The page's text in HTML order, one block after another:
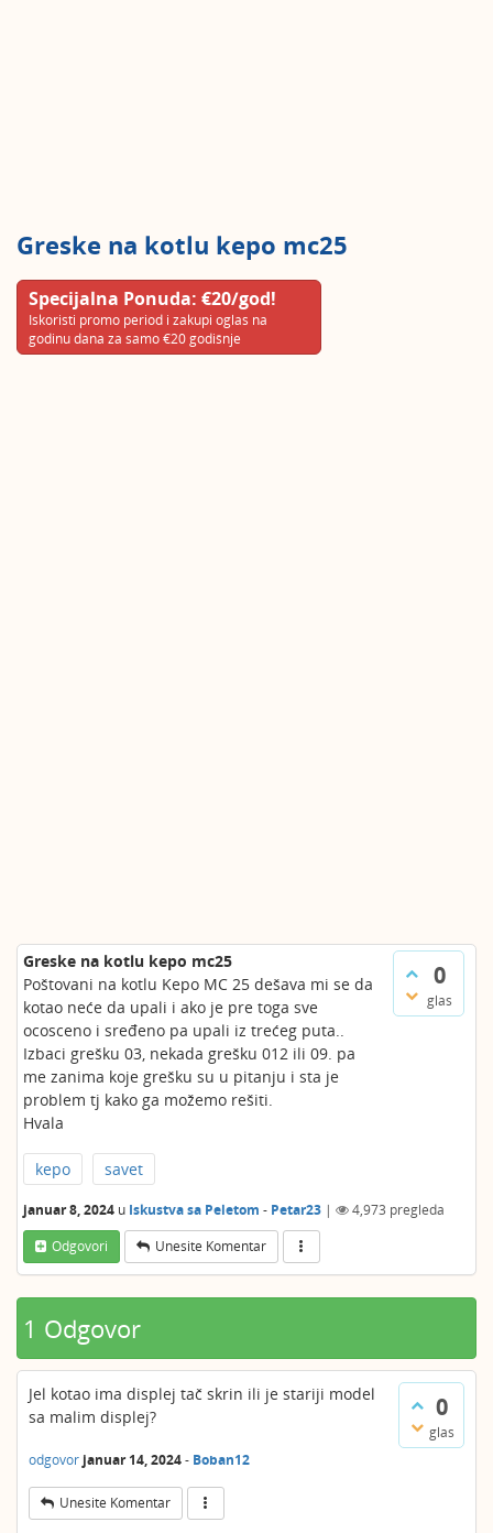
Greske na kotlu kepo mc25
Specijalna Ponuda: €20/god!
Iskoristi promo period i zakupi oglas na
godinu dana za samo €20 godišnje
0
glas
Greske na kotlu kepo mc25
Poštovani na kotlu Kepo MC 25 dešava mi se da
kotao neće da upali i ako je pre toga sve
ocosceno i sređeno pa upali iz trećeg puta..
Izbaci grešku 03, nekada grešku 012 ili 09. pa
me zanima koje grešku su u pitanju i sta je
problem tj kako ga možemo rešiti.
Hvala
kepo savet
januar 8, 2024 u Iskustva sa Peletom - Petar23 | 4,973 pregleda
Odgovori
Unesite Komentar
1 Odgovor
0
glas
Jel kotao ima displej tač skrin ili je stariji model
sa malim displej?
odgovor januar 14, 2024- Boban12
Unesite Komentar